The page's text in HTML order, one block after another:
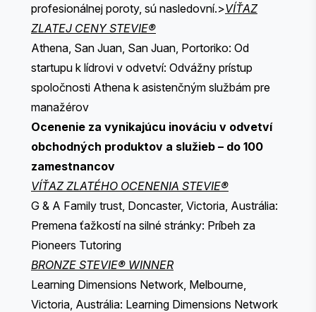
profesionálnej poroty, sú nasledovní.>VÍŤAZ
ZLATEJ CENY STEVIE®
Athena, San Juan, San Juan, Portoriko: Od
startupu k lídrovi v odvetví: Odvážny prístup
spoločnosti Athena k asistenčným službám pre
manažérov
Ocenenie za vynikajúcu inováciu v odvetví
obchodných produktov a služieb – do 100
zamestnancov
VÍŤAZ ZLATÉHO OCENENIA STEVIE®
G & A Family trust, Doncaster, Victoria, Austrália:
Premena ťažkostí na silné stránky: Príbeh za
Pioneers Tutoring
BRONZE STEVIE® WINNER
Learning Dimensions Network, Melbourne,
Victoria, Austrália: Learning Dimensions Network